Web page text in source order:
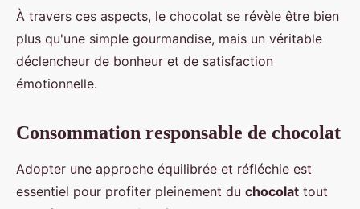
À travers ces aspects, le chocolat se révèle être bien
plus qu'une simple gourmandise, mais un véritable
déclencheur de bonheur et de satisfaction
émotionnelle.
Consommation responsable de chocolat
Adopter une approche équilibrée et réfléchie est
essentiel pour profiter pleinement du chocolat tout